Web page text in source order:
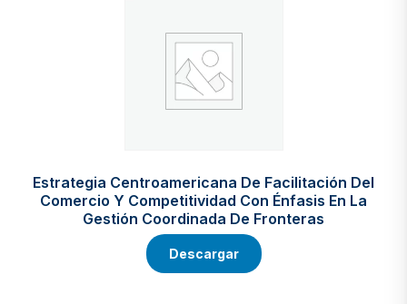
Estrategia Centroamericana De Facilitación Del
Comercio Y Competitividad Con Énfasis En La
Gestión Coordinada De Fronteras
Descargar